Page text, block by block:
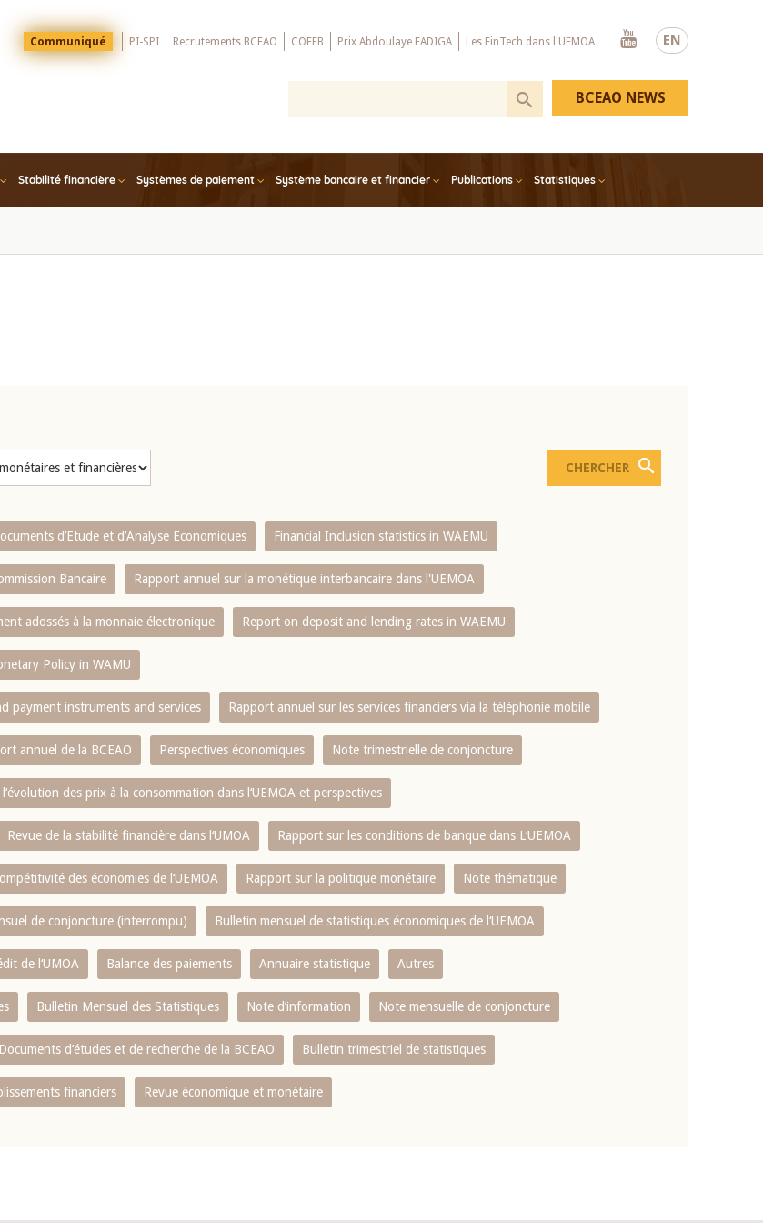
EN
Menu
Top
Communiqué PI-SPI Recrutements BCEAO COFEB Prix Abdoulaye FADIGA Les FinTech dans l'UEMOA
Youtube
Stabilité financière Systèmes de paiement Système bancaire et financier Publications Statistiques
BCEAO NEWS
d’Etude et d’Analyse Economiques Financial Inclusion statistics in WAEMU
Bancaire Rapport annuel sur la monétique interbancaire dans l'UEMOA
adossés à la monnaie électronique Report on deposit and lending rates in WAEMU
Policy in WAMU
payment instruments and services Rapport annuel sur les services financiers via la téléphonie mobile
annuel de la BCEAO Perspectives économiques Note trimestrielle de conjoncture
des prix à la consommation dans l‘UEMOA et perspectives
Revue de la stabilité financière dans l‘UMOA Rapport sur les conditions de banque dans L‘UEMOA
des économies de l‘UEMOA Rapport sur la politique monétaire Note thématique
de conjoncture (interrompu) Bulletin mensuel de statistiques économiques de l‘UEMOA
de l‘UMOA Balance des paiements Annuaire statistique Autres
Bulletin Mensuel des Statistiques Note d’information Note mensuelle de conjoncture
Documents d’études et de recherche de la BCEAO Bulletin trimestriel de statistiques
financiers Revue économique et monétaire